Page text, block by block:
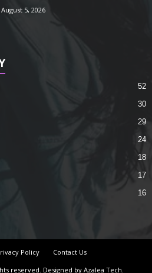
August 5, 2026
52
30
29
24
18
17
16
Policy
Contact Us
reserved. Designed by Azalea Tech.